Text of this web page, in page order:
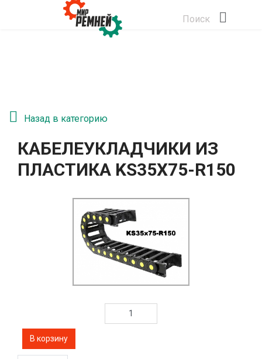
Поиск
Назад в категорию
КАБЕЛЕУКЛАДЧИКИ ИЗ
ПЛАСТИКА KS35Х75-R150